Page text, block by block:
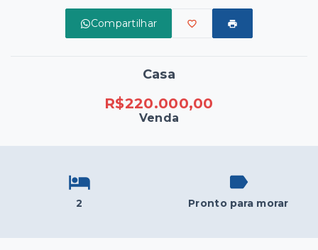
Compartilhar
Casa
R$220.000,00
Venda
2 Pronto para morar